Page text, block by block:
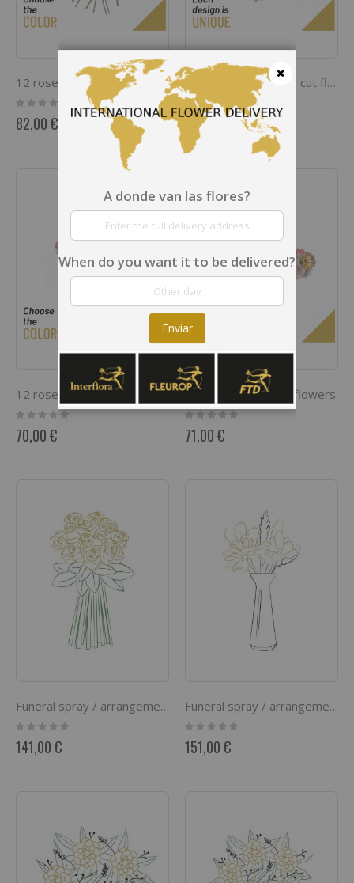
12 roses long stemmed
Rating:
0%
82,00 €
Bouquet of seasonal cut flowers
Rating:
0%
61,00 €
12 roses short stemmed
Rating:
0%
70,00 €
Arrangement of cut flowers
Rating:
0%
71,00 €
Funeral spray / arrangement
Rating:
141,00 €
Funeral spray / arrangement with ribbon
Rating:
151,00 €
A donde van las flores?
When do you want it to be delivered?
Enviar